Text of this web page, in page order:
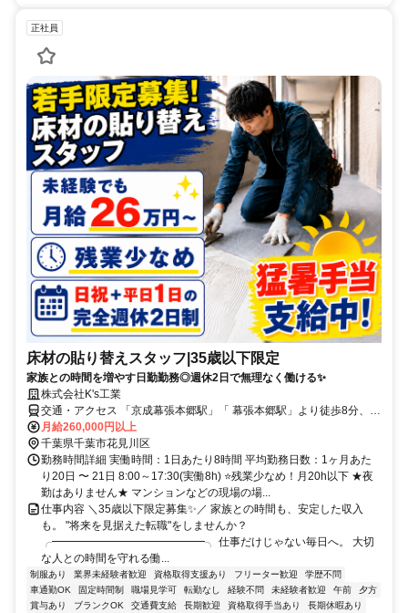
正社員
床材の貼り替えスタッフ|35歳以下限定
家族との時間を増やす日勤勤務◎週休2日で無理なく働ける✨
株式会社K's工業
交通・アクセス 「京成幕張本郷駅」「 幕張本郷駅」より徒歩8分、
「京成大久保駅」より徒歩21分
月給260,000円以上
千葉県千葉市花見川区
勤務時間詳細 実働時間：1日あたり8時間 平均勤務日数：1ヶ月あた
り20日 〜 21日 8:00～17:30(実働8h) ⭐残業少なめ！月20h以下 ★夜
勤はありません★ マンションなどの現場の場...
仕事内容 ＼35歳以下限定募集✨／ 家族との時間も、安定した収入
も。 "将来を見据えた転職"をしませんか？
╭━━━━━━━━━━━━━━╮ 仕事だけじゃない毎日へ。 大切
な人との時間を守れる働...
制服あり 業界未経験者歓迎 資格取得支援あり フリーター歓迎
学歴不問
車通勤OK
固定時間制 職場見学可 転勤なし 経験不問 未経験者歓迎 午前
夕方
賞与あり
ブランクOK 交通費支給 長期歓迎 資格取得手当あり
長期休暇あり